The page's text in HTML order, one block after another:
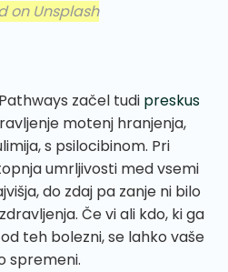
on Unsplash
začel tudi preskus
motenj hranjenja,
s psilocibinom. Pri
umrljivosti med vsemi
do zdaj pa zanje ni bilo
Če vi ali kdo, ki ga
teh bolezni, se lahko vaše
spremeni.